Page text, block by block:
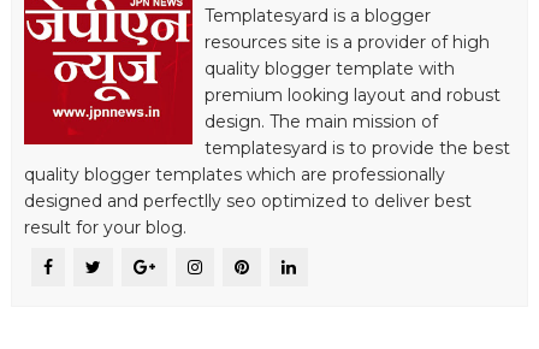
Templatesyard is a blogger
resources site is a provider of high
quality blogger template with
premium looking layout and robust
design. The main mission of
templatesyard is to provide the best
quality blogger templates which are professionally
designed and perfectlly seo optimized to deliver best
result for your blog.